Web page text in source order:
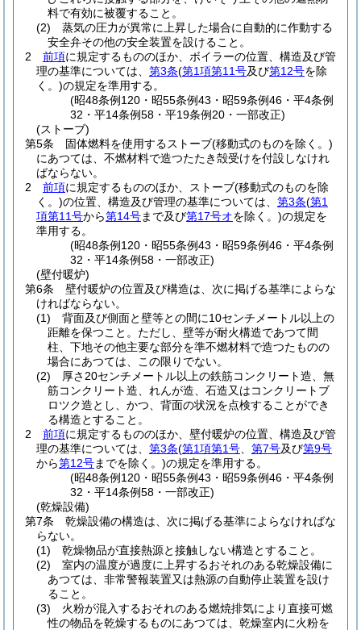
料で有効に被覆すること。
(2)
蒸気の圧力が異常に上昇した場合に自動的に作動する
安全弁その他の安全装置を設けること。
2
前項に規定するもののほか、ボイラーの位置、構造及び管
理の基準については、 第3条(第1項第11号及び第12号を除
く。)の規定を準用する。
(昭48条例120・昭55条例43・昭59条例46・平4条例
32・平14条例58・平19条例20・一部改正)
(ストーブ)
第5条
固体燃料を使用するストーブ(移動式のものを除く。)
にあつては、不燃材料で造つたたき殻受けを付設しなけれ
ばならない。
2
前項に規定するもののほか、ストーブ(移動式のものを除
く。)の位置、構造及び管理の基準については、 第3条(第1
項第11号から第14号まで及び第17号オを除く。)の規定を
準用する。
(昭48条例120・昭55条例43・昭59条例46・平4条例
32・平14条例58・一部改正)
(壁付暖炉)
第6条
壁付暖炉の位置及び構造は、次に掲げる基準によらな
ければならない。
(1)
背面及び側面と壁等との間に10センチメートル以上の
距離を保つこと。 ただし、壁等が耐火構造であつて間
柱、下地その他主要な部分を準不燃材料で造つたものの
場合にあつては、この限りでない。
(2)
厚さ20センチメートル以上の鉄筋コンクリート造、無
筋コンクリート造、れんが造、石造又はコンクリートブ
ロツク造とし、かつ、背面の状況を点検することができ
る構造とすること。
2
前項に規定するもののほか、壁付暖炉の位置、構造及び管
理の基準については、 第3条(第1項第1号 第7号及び第9号
から第12号までを除く。)の規定を準用する。
(昭48条例120・昭55条例43・昭59条例46・平4条例
32・平14条例58・一部改正)
(乾燥設備)
第7条
乾燥設備の構造は、次に掲げる基準によらなければな
らない。
(1)
乾燥物品が直接熱源と接触しない構造とすること。
(2)
室内の温度が過度に上昇するおそれのある乾燥設備に
あつては、非常警報装置又は熱源の自動停止装置を設け
ること。
(3)
火粉が混入するおそれのある燃焼排気により直接可燃
性の物品を乾燥するものにあつては、乾燥室内に火粉を